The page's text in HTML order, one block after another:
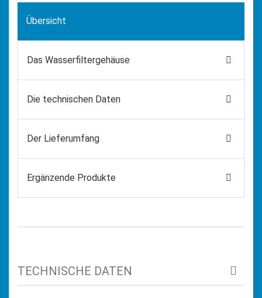
Übersicht
Das Wasserfiltergehäuse
Die technischen Daten
Der Lieferumfang
Ergänzende Produkte
TECHNISCHE DATEN